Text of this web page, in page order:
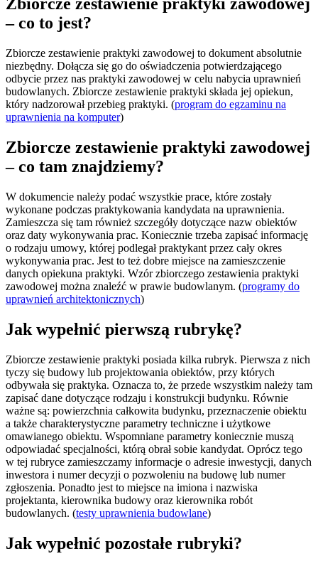
Zbiorcze zestawienie praktyki zawodowej
– co to jest?
Zbiorcze zestawienie praktyki zawodowej to dokument absolutnie
niezbędny. Dołącza się go do oświadczenia potwierdzającego
odbycie przez nas praktyki zawodowej w celu nabycia uprawnień
budowlanych. Zbiorcze zestawienie praktyki składa jej opiekun,
który nadzorował przebieg praktyki. (program do egzaminu na
uprawnienia na komputer)
Zbiorcze zestawienie praktyki zawodowej
– co tam znajdziemy?
W dokumencie należy podać wszystkie prace, które zostały
wykonane podczas praktykowania kandydata na uprawnienia.
Zamieszcza się tam również szczegóły dotyczące nazw obiektów
oraz daty wykonywania prac. Koniecznie trzeba zapisać informację
o rodzaju umowy, której podlegał praktykant przez cały okres
wykonywania prac. Jest to też dobre miejsce na zamieszczenie
danych opiekuna praktyki. Wzór zbiorczego zestawienia praktyki
zawodowej można znaleźć w prawie budowlanym. (programy do
uprawnień architektonicznych)
Jak wypełnić pierwszą rubrykę?
Zbiorcze zestawienie praktyki posiada kilka rubryk. Pierwsza z nich
tyczy się budowy lub projektowania obiektów, przy których
odbywała się praktyka. Oznacza to, że przede wszystkim należy tam
zapisać dane dotyczące rodzaju i konstrukcji budynku. Równie
ważne są: powierzchnia całkowita budynku, przeznaczenie obiektu
a także charakterystyczne parametry techniczne i użytkowe
omawianego obiektu. Wspomniane parametry koniecznie muszą
odpowiadać specjalności, którą obrał sobie kandydat. Oprócz tego
w tej rubryce zamieszczamy informacje o adresie inwestycji, danych
inwestora i numer decyzji o pozwoleniu na budowę lub numer
zgłoszenia. Ponadto jest to miejsce na imiona i nazwiska
projektanta, kierownika budowy oraz kierownika robót
budowlanych. (testy uprawnienia budowlane)
Jak wypełnić pozostałe rubryki?